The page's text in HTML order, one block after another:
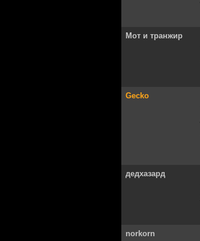
Мот и транжир
Gecko
дедхазард
norkorn